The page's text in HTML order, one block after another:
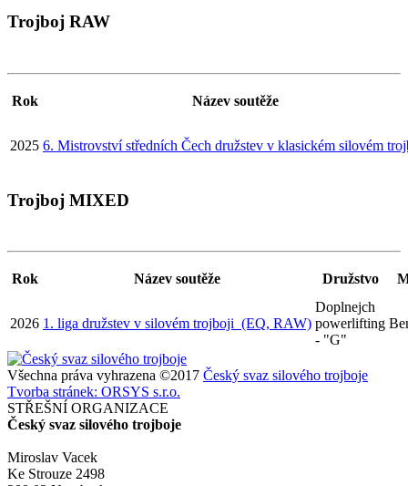
Trojboj RAW
Rok Název soutěže
2025 6. Mistrovství středních Čech družstev v klasickém silovém
Trojboj MIXED
Rok Název soutěže Družstvo
2026 1. liga družstev v silovém trojboji (EQ, RAW)
Doplnejch
powerlifting
- "G"
Všechna práva vyhrazena ©2017 Český svaz silového trojboje
Tvorba stránek: ORSYS s.r.o.
STŘEŠNÍ ORGANIZACE
Český svaz silového trojboje
Miroslav Vacek
Ke Strouze 2498